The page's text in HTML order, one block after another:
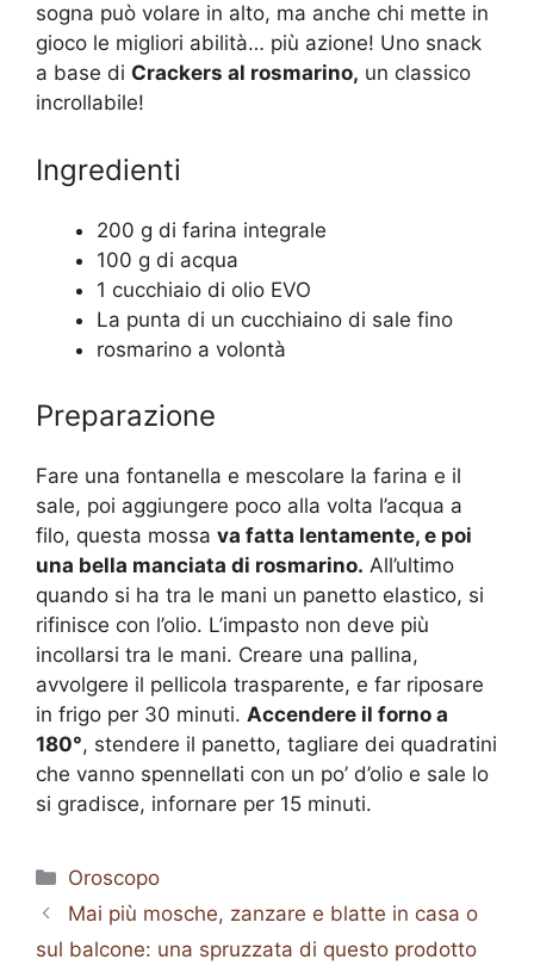
sogna può volare in alto, ma anche chi mette in
gioco le migliori abilità… più azione! Uno snack
a base di Crackers al rosmarino, un classico
incrollabile!
Ingredienti
200 g di farina integrale
100 g di acqua
1 cucchiaio di olio EVO
La punta di un cucchiaino di sale fino
rosmarino a volontà
Preparazione
Fare una fontanella e mescolare la farina e il
sale, poi aggiungere poco alla volta l’acqua a
filo, questa mossa va fatta lentamente, e poi
una bella manciata di rosmarino. All’ultimo
quando si ha tra le mani un panetto elastico, si
rifinisce con l’olio. L’impasto non deve più
incollarsi tra le mani. Creare una pallina,
avvolgere il pellicola trasparente, e far riposare
in frigo per 30 minuti. Accendere il forno a
180°, stendere il panetto, tagliare dei quadratini
che vanno spennellati con un po’ d’olio e sale lo
si gradisce, infornare per 15 minuti.
Categorie
Oroscopo
Mai più mosche, zanzare e blatte in casa o
sul balcone: una spruzzata di questo prodotto